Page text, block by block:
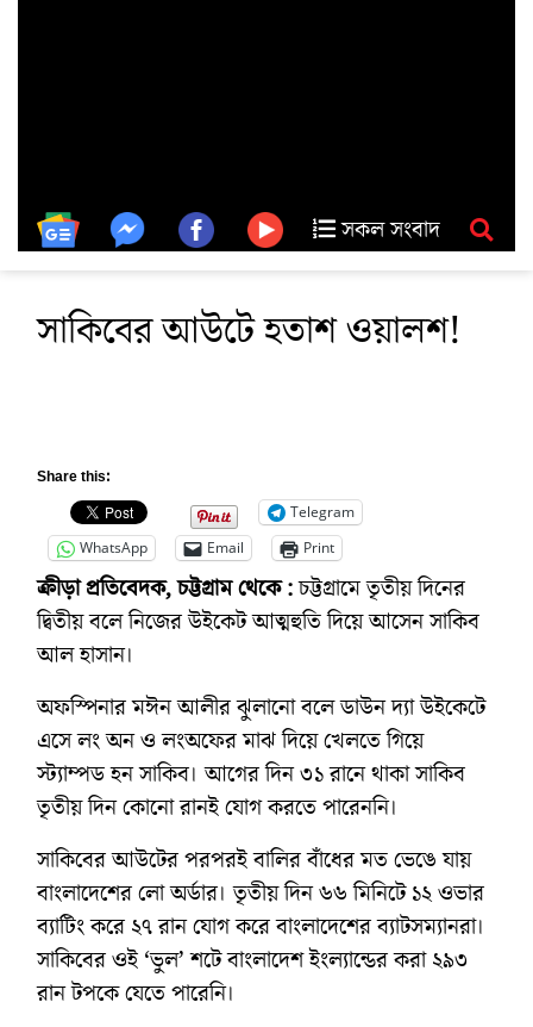
সকল সংবাদ
সাকিবের আউটে হতাশ ওয়ালশ!
Share this:
Telegram
WhatsApp
Email Print
ক্রীড়া প্রতিবেদক, চট্টগ্রাম থেকে :চট্টগ্রামে তৃতীয় দিনের
দ্বিতীয় বলে নিজের উইকেট আত্মহুতি দিয়ে আসেন সাকিব
আল হাসান।
অফস্পিনার মঈন আলীর ঝুলানো বলে ডাউন দ্যা উইকেটে
এসে লং অন ও লংঅফের মাঝ দিয়ে খেলতে গিয়ে
স্ট্যাম্পড হন সাকিব। আগের দিন ৩১ রানে থাকা সাকিব
তৃতীয় দিন কোনো রানই যোগ করতে পারেননি।
সাকিবের আউটের পরপরই বালির বাঁধের মত ভেঙে যায়
বাংলাদেশের লো অর্ডার। তৃতীয় দিন ৬৬ মিনিটে ১২ ওভার
ব্যাটিং করে ২৭ রান যোগ করে বাংলাদেশের ব্যাটসম্যানরা।
সাকিবের ওই ‘ভুল’ শটে বাংলাদেশ ইংল্যান্ডের করা ২৯৩
রান টপকে যেতে পারেনি।